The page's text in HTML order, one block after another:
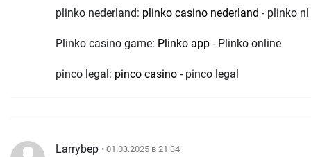
plinko nederland: plinko casino nederland - plinko nl
Plinko casino game: Plinko app - Plinko online
pinco legal: pinco casino - pinco legal
Larrybep • 01.03.2025 в 21:34